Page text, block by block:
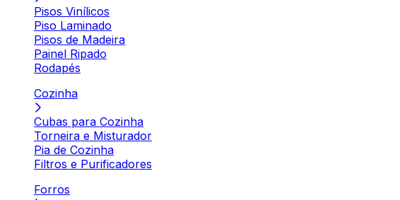
Pisos Vinílicos
Piso Laminado
Pisos de Madeira
Painel Ripado
Rodapés
Cozinha
Cubas para Cozinha
Torneira e Misturador
Pia de Cozinha
Filtros e Purificadores
Forros